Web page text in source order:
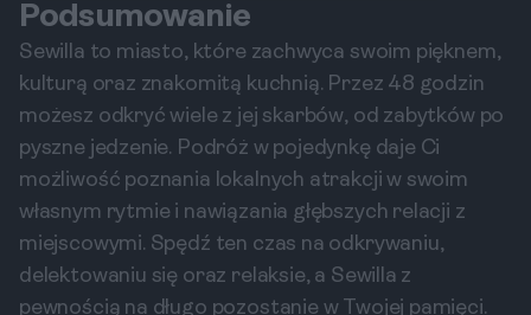
Podsumowanie
Sewilla to miasto, które zachwyca swoim pięknem,
kulturą oraz znakomitą kuchnią. Przez 48 godzin
możesz odkryć wiele z jej skarbów, od zabytków po
pyszne jedzenie. Podróż w pojedynkę daje Ci
możliwość poznania lokalnych atrakcji w swoim
własnym rytmie i nawiązania głębszych relacji z
miejscowymi. Spędź ten czas na odkrywaniu,
delektowaniu się oraz relaksie, a Sewilla z
pewnością na długo pozostanie w Twojej pamięci.